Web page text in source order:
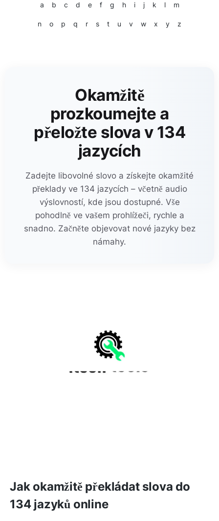
a b c d e f g h i j k l m
n o p q r s t u v w x y z
Okamžitě
prozkoumejte a
přeložte slova v 134
jazycích
Zadejte libovolné slovo a získejte okamžité
překlady ve 134 jazycích – včetně audio
výslovností, kde jsou dostupné. Vše
pohodlně ve vašem prohlížeči, rychle a
snadno. Začněte objevovat nové jazyky bez
námahy.
Jak okamžitě překládat slova do
134 jazyků online